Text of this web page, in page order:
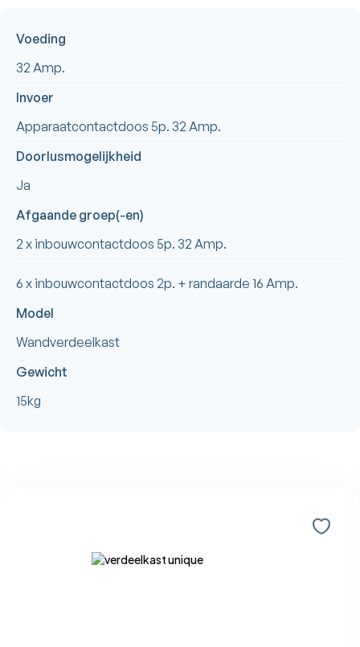
Voeding
32 Amp.
Invoer
Apparaatcontactdoos 5p. 32 Amp.
Doorlusmogelijkheid
Ja
Afgaande groep(-en)
2 x inbouwcontactdoos 5p. 32 Amp.
6 x inbouwcontactdoos 2p. + randaarde 16 Amp.
Model
Wandverdeelkast
Gewicht
15kg